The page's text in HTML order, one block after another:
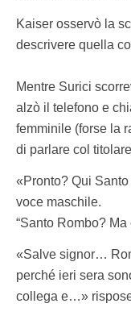
Kaiser osservò la
descrivere quella
Mentre Surici
alzò il telefono e
femminile (forse la
di parlare col
«Pronto? Qui
voce maschile.
“Santo Rombo?
«Salve signor…
perché ieri sera
collega e…»